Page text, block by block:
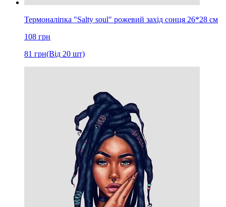
Термоналіпка "Salty soul" рожевий захід сонця 26*28 см
108 грн
81 грн(Від 20 шт)